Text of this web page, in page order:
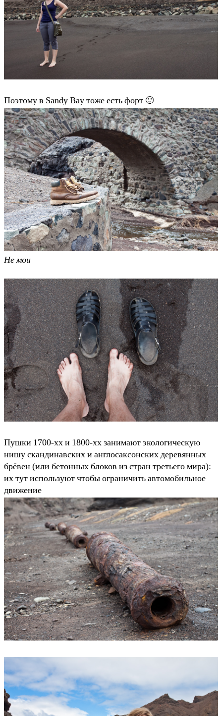
Поэтому в Sandy Bay тоже есть форт 🙂
Не мои
Пушки 1700-xx и 1800-xx занимают экологическую
нишу скандинавских и англосаксонских деревянных
брёвен (или бетонных блоков из стран третьего мира):
их тут используют чтобы ограничить автомобильное
движение